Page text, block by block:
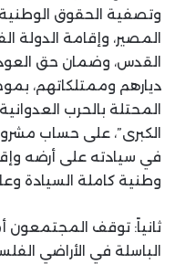
وتصفية الحقوق
المصير، وإقامة الدولة
القدس، وضمان حق
الكبرى”، على حساب
في سيادته على أرضه
وطنية كاملة السيادة
ثانياً: توقف المجتمعون
الباسلة في الأراضي